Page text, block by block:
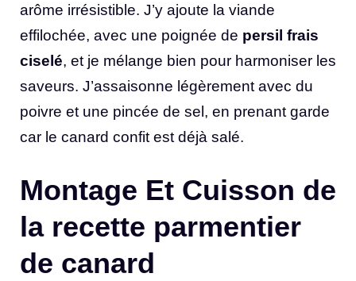
arôme irrésistible. J’y ajoute la viande
effilochée, avec une poignée de persil frais
ciselé, et je mélange bien pour harmoniser les
saveurs. J’assaisonne légèrement avec du
poivre et une pincée de sel, en prenant garde
car le canard confit est déjà salé.
Montage Et Cuisson de
la recette parmentier
de canard